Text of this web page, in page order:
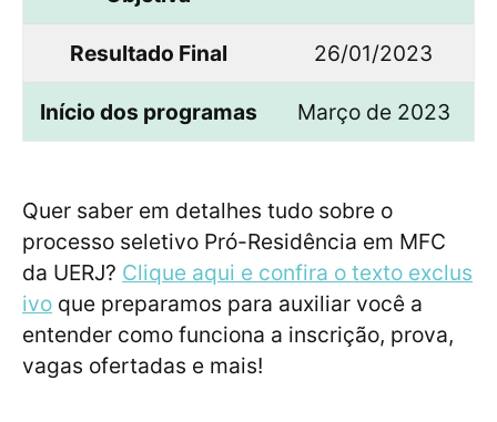
Resultado Final 26/01/2023
Início dos programas Março de 2023
Quer saber em detalhes tudo sobre o
processo seletivo Pró-Residência em MFC
da UERJ? Clique aqui e confira o texto exclus
ivo que preparamos para auxiliar você a
entender como funciona a inscrição, prova,
vagas ofertadas e mais!